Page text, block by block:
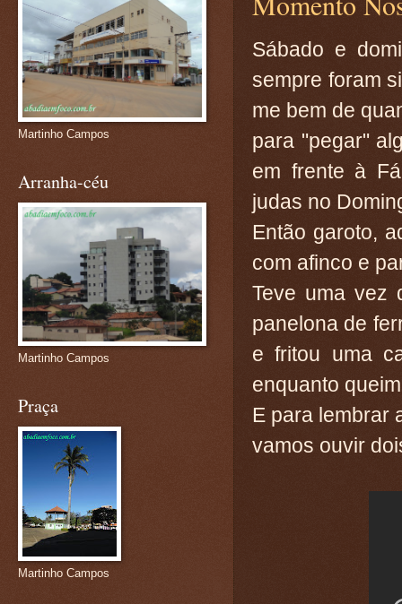
Sábado e
sempre foram
me bem de
para "pegar"
em frente à
judas no
Então garoto,
com afinco e
Teve uma vez
panelona de
e fritou uma
enquanto
E para lembrar
vamos ouvir
Martinho Campos
Arranha-céu
Martinho Campos
Praça
Martinho Campos